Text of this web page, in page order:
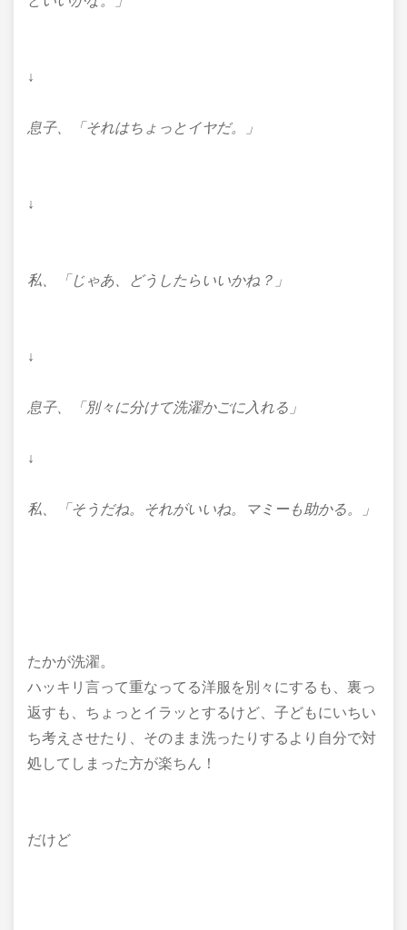
↓
息子、「それはちょっとイヤだ。」
↓
私、「じゃあ、どうしたらいいかね？」
↓
息子、「別々に分けて洗濯かごに入れる」
↓
私、「そうだね。それがいいね。マミーも助かる。」
たかが洗濯。
ハッキリ言って重なってる洋服を別々にするも、裏っ
返すも、ちょっとイラッとするけど、子どもにいちい
ち考えさせたり、そのまま洗ったりするより自分で対
処してしまった方が楽ちん！
だけど